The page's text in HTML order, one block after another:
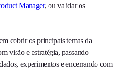
Manager, ou validar os
cobrir os principais temas da
visão e estratégia, passando
experimentos e encerrando com